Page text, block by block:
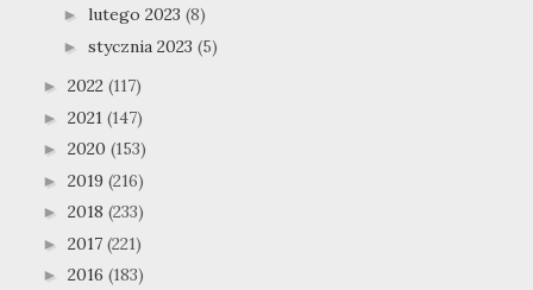
► lutego 2023 (8)
► stycznia 2023 (5)
► 2022 (117)
► 2021 (147)
► 2020 (153)
► 2019 (216)
► 2018 (233)
► 2017 (221)
► 2016 (183)